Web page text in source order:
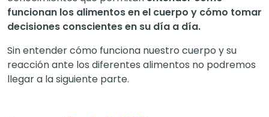
funcionan los alimentos en el cuerpo y cómo tomar
decisiones conscientes en su día a día.
Sin entender cómo funciona nuestro cuerpo y su
reacción ante los diferentes alimentos no podremos
llegar a la siguiente parte.